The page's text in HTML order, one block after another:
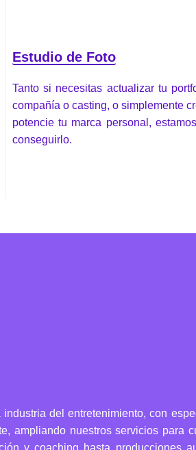
Estudio de Foto
Tanto si necesitas actualizar tu
compañía o casting, o simplemente
potencie tu marca personal,
conseguirlo.
del entretenimiento, con
ampliando nuestros servicios para